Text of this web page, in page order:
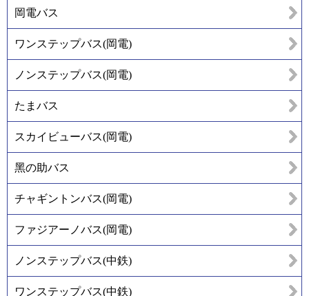
岡電バス
ワンステップバス(岡電)
ノンステップバス(岡電)
たまバス
スカイビューバス(岡電)
黑の助バス
チャギントンバス(岡電)
ファジアーノバス(岡電)
ノンステップバス(中鉄)
ワンステップバス(中鉄)